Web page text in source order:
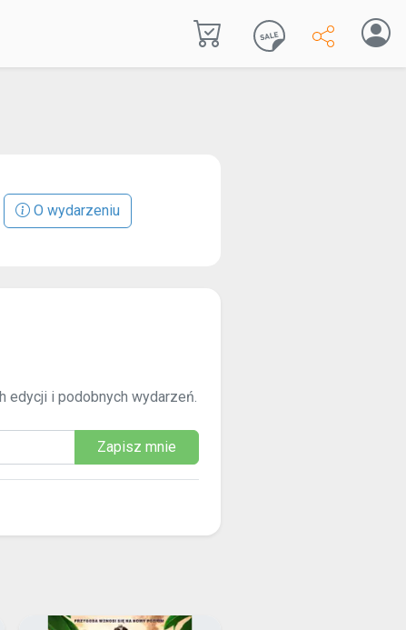
O wydarzeniu
edycji i podobnych wydarzeń.
Zapisz mnie